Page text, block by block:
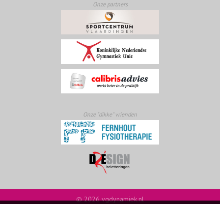
Onze partners
Onze "dikke" vrienden
© 2026 vgdynamiek.nl